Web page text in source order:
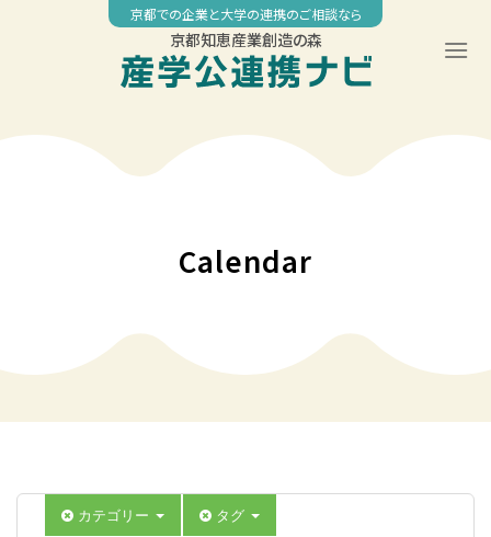
京都での企業と大学の連携のご相談なら
京都知恵産業創造の森
Calendar
カテゴリー タグ
04:00